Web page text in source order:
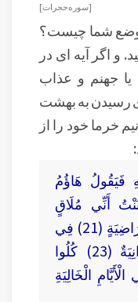
[ سوره حجرات ]
موضع شما چیست؟
و اگر آیه ای در
جهنم و عذاب
رسیدن به بهشت
خرما خود را از
فَيَقُولُ هَاؤُمُ
إِنِّي ظَنَنْتُ أَنِّي مُلَاقٍ
حِسَابِيَهْ (20) فَهُوَ فِي عِيشَةٍ رَاضِيَةٍ (21) فِي
جَنَّةٍ عَالِيَةٍ (22) قُطُوفُهَا دَانِيَةٌ (23) كُلُوا
الْخَالِيَةِ